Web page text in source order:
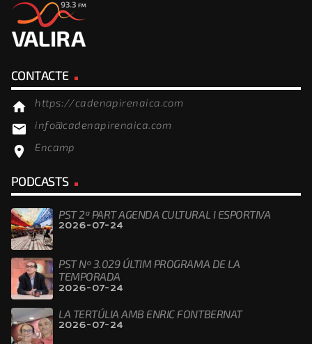
CONTACTE
home https://cadenapirenaica.com
email info@cadenapirenaica.com
location_on Encamp
PODCASTS
PST 2ª PART AGENDA CULTURAL I ESPORTIVA
2026-07-24
PST Nº 3.029 ÚLTIM PROGRAMA DE LA
TEMPORADA
2026-07-24
LA TERTÚLIA AMB ENRIC FONTBERNAT
2026-07-24